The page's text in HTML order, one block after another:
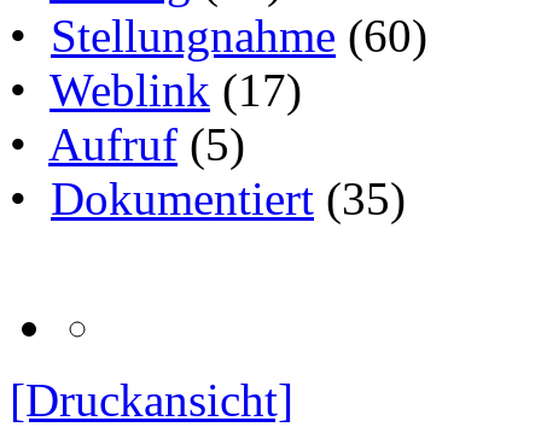
• Stellungnahme (60)
• Weblink (17)
• Aufruf (5)
• Dokumentiert (35)
[Druckansicht]